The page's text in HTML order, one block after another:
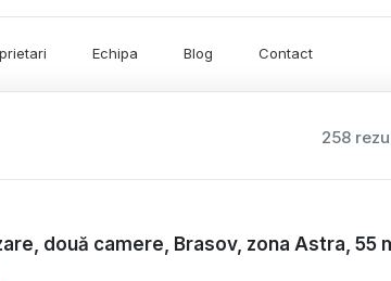
Echipa Blog Contact
258
două camere, Brasov, zona Astra, 55